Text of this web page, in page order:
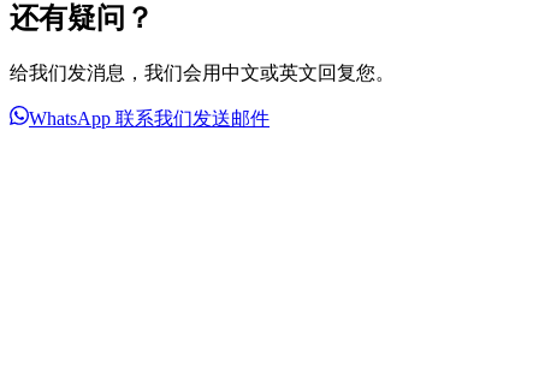
还有疑问？
给我们发消息，我们会用中文或英文回复您。
WhatsApp 联系我们发送邮件